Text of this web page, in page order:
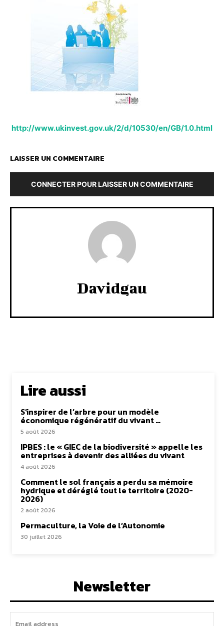
http://www.ukinvest.gov.uk/2/d/10530/en/GB/1.0.html
LAISSER UN COMMENTAIRE
CONNECTER POUR LAISSER UN COMMENTAIRE
Davidgau
Lire aussi
S’inspirer de l’arbre pour un modèle
économique régénératif du vivant …
5 août 2026
IPBES : le « GIEC de la biodiversité » appelle les
entreprises à devenir des alliées du vivant
4 août 2026
Comment le sol français a perdu sa mémoire
hydrique et déréglé tout le territoire (2020-
2026)
2 août 2026
Permaculture, la Voie de l’Autonomie
30 juillet 2026
Newsletter